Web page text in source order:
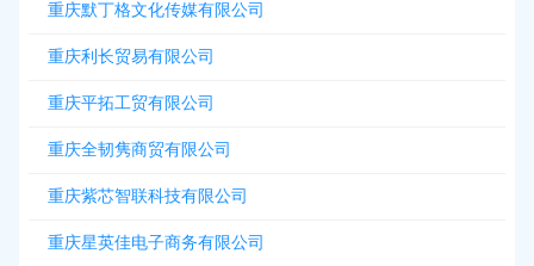
重庆默丁格文化传媒有限公司
重庆利长贸易有限公司
重庆平拓工贸有限公司
重庆全韧隽商贸有限公司
重庆紫芯智联科技有限公司
重庆星英佳电子商务有限公司